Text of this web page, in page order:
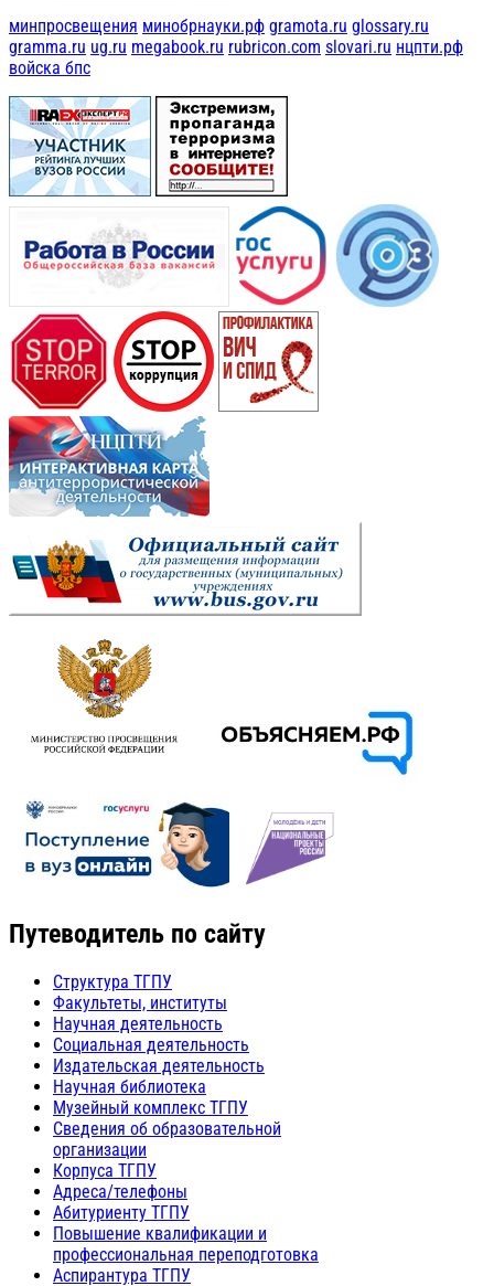
минпросвещения минобрнауки.рф gramota.ru glossary.ru
gramma.ru ug.ru megabook.ru rubricon.com slovari.ru нцпти.рф
войска бпс
Путеводитель по сайту
Структура ТГПУ
Факультеты, институты
Научная деятельность
Социальная деятельность
Издательская деятельность
Научная библиотека
Музейный комплекс ТГПУ
Сведения об образовательной
организации
Корпуса ТГПУ
Адреса/телефоны
Абитуриенту ТГПУ
Повышение квалификации и
профессиональная переподготовка
Аспирантура ТГПУ